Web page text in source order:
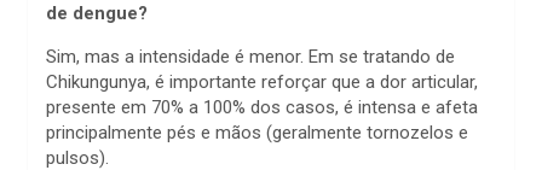
de dengue?
Sim, mas a intensidade é menor. Em se tratando de
Chikungunya, é importante reforçar que a dor articular,
presente em 70% a 100% dos casos, é intensa e afeta
principalmente pés e mãos (geralmente tornozelos e
pulsos).